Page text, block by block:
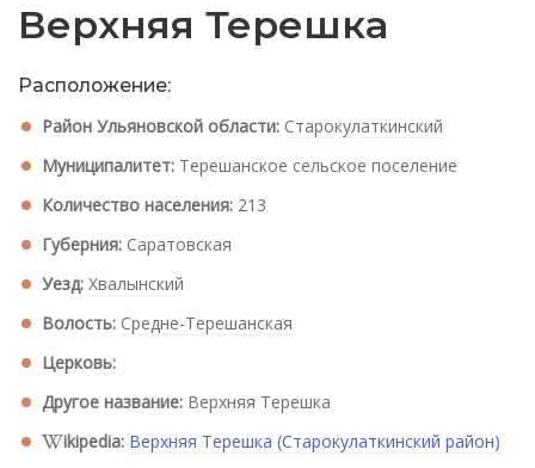
Верхняя Терешка
Расположение:
Район Ульяновской области: Старокулаткинский
Муниципалитет: Терешанское сельское поселение
Количество населения: 213
Губерния: Саратовская
Уезд: Хвалынский
Волость: Средне-Терешанская
Церковь:
Другое название: Верхняя Терешка
ikipedia: Верхняя Терешка (Старокулаткинский район)